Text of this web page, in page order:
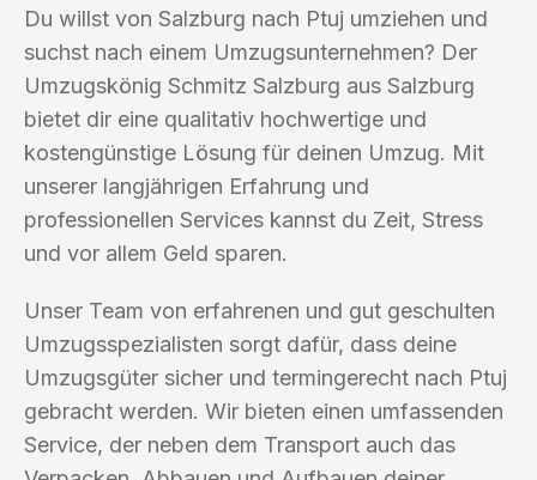
Du willst von Salzburg nach Ptuj umziehen und
suchst nach einem Umzugsunternehmen? Der
Umzugskönig Schmitz Salzburg aus Salzburg
bietet dir eine qualitativ hochwertige und
kostengünstige Lösung für deinen Umzug. Mit
unserer langjährigen Erfahrung und
professionellen Services kannst du Zeit, Stress
und vor allem Geld sparen.
Unser Team von erfahrenen und gut geschulten
Umzugsspezialisten sorgt dafür, dass deine
Umzugsgüter sicher und termingerecht nach Ptuj
gebracht werden. Wir bieten einen umfassenden
Service, der neben dem Transport auch das